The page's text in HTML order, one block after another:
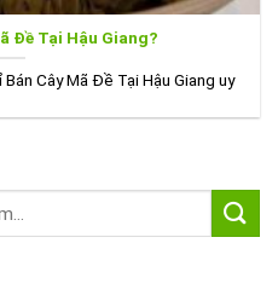
Đề Tại Hậu Giang?
Cây Mã Đề Tại Hậu Giang uy